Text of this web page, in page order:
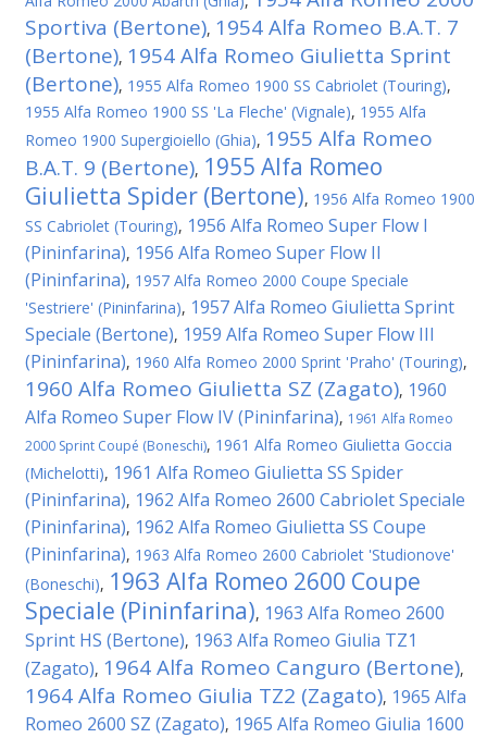
Sportiva (Bertone), 1954 Alfa Romeo B.A.T. 7
(Bertone), 1954 Alfa Romeo Giulietta Sprint
(Bertone), 1955 Alfa Romeo 1900 SS Cabriolet (Touring),
1955 Alfa Romeo 1900 SS 'La Fleche' (Vignale), 1955 Alfa
Romeo 1900 Supergioiello (Ghia), 1955 Alfa Romeo
B.A.T. 9 (Bertone), 1955 Alfa Romeo
Giulietta Spider (Bertone), 1956 Alfa Romeo 1900
SS Cabriolet (Touring), 1956 Alfa Romeo Super Flow I
(Pininfarina), 1956 Alfa Romeo Super Flow II
(Pininfarina), 1957 Alfa Romeo 2000 Coupe Speciale
'Sestriere' (Pininfarina), 1957 Alfa Romeo Giulietta Sprint
Speciale (Bertone), 1959 Alfa Romeo Super Flow III
(Pininfarina), 1960 Alfa Romeo 2000 Sprint 'Praho' (Touring),
1960 Alfa Romeo Giulietta SZ (Zagato), 1960
Alfa Romeo Super Flow IV (Pininfarina), 1961 Alfa Romeo
2000 Sprint Coupé (Boneschi), 1961 Alfa Romeo Giulietta Goccia
(Michelotti), 1961 Alfa Romeo Giulietta SS Spider
(Pininfarina), 1962 Alfa Romeo 2600 Cabriolet Speciale
(Pininfarina), 1962 Alfa Romeo Giulietta SS Coupe
(Pininfarina), 1963 Alfa Romeo 2600 Cabriolet 'Studionove'
(Boneschi), 1963 Alfa Romeo 2600 Coupe
Speciale (Pininfarina), 1963 Alfa Romeo 2600
Sprint HS (Bertone), 1963 Alfa Romeo Giulia TZ1
(Zagato), 1964 Alfa Romeo Canguro (Bertone),
1964 Alfa Romeo Giulia TZ2 (Zagato), 1965 Alfa
Romeo 2600 SZ (Zagato), 1965 Alfa Romeo Giulia 1600